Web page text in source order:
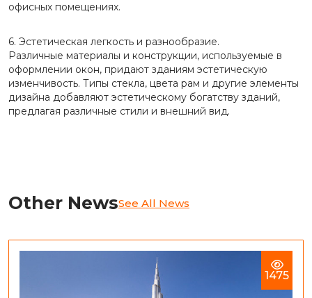
офисных помещениях.
6. Эстетическая легкость и разнообразие.
Различные материалы и конструкции, используемые в
оформлении окон, придают зданиям эстетическую
изменчивость. Типы стекла, цвета рам и другие элементы
дизайна добавляют эстетическому богатству зданий,
предлагая различные стили и внешний вид.
Other NewsSee All News
1475